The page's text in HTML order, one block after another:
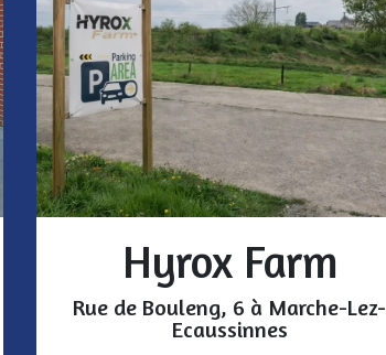
Hyrox Farm
Rue de Bouleng, 6 à Marche-Lez-
Ecaussinnes